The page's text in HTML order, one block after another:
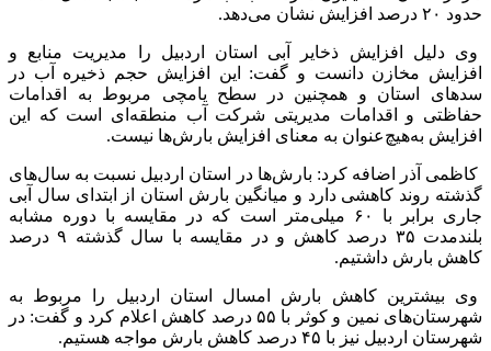
حدود ۲۰ درصد افزایش نشان می‌دهد.
وی دلیل افزایش ذخایر آبی استان اردبیل را مدیریت منابع و
افزایش مخازن دانست و گفت: این افزایش حجم ذخیره آب در
سدهای استان و همچنین در سطح یامچی مربوط به اقدامات
حفاظتی و اقدامات مدیریتی شرکت آب منطقه‌ای است که این
افزایش به‌هیچ‌عنوان به معنای افزایش بارش‌ها نیست.
کاظمی آذر اضافه کرد: بارش‌ها در استان اردبیل نسبت به سال‌های
گذشته روند کاهشی دارد و میانگین بارش استان از ابتدای سال آبی
جاری برابر با ۶۰ میلی‌متر است که در مقایسه با دوره مشابه
بلندمدت ۳۵ درصد کاهش و در مقایسه با سال گذشته ۹ درصد
کاهش بارش داشتیم.
وی بیشترین کاهش بارش امسال استان اردبیل را مربوط به
شهرستان‌های نمین و کوثر با ۵۵ درصد کاهش اعلام کرد و گفت: در
شهرستان اردبیل نیز با ۴۵ درصد کاهش بارش مواجه هستیم.